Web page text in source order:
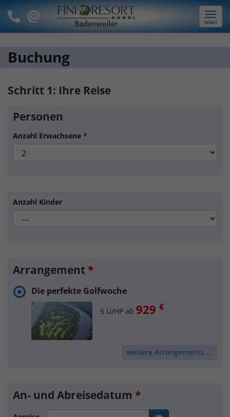
Toggle
MENÜ
Buchung
Schritt 1: Ihre Reise
Personen
Anzahl Erwachsene *
Anzahl Kinder
Arrangement *
Die perfekte Golfwoche
5 Ü/HP ab929€
weitere Arrangements ...
An- und Abreisedatum *